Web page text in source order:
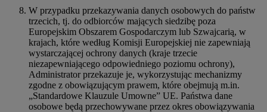
W przypadku przekazywania danych osobowych do państw
trzecich, tj. do odbiorców mających siedzibę poza
Europejskim Obszarem Gospodarczym lub Szwajcarią, w
krajach, które według Komisji Europejskiej nie zapewniają
wystarczającej ochrony danych (kraje trzecie
niezapewniającego odpowiedniego poziomu ochrony),
Administrator przekazuje je, wykorzystując mechanizmy
zgodne z obowiązującym prawem, które obejmują m.in.
„Standardowe Klauzule Umowne” UE. Państwa dane
osobowe będą przechowywane przez okres obowiązywania